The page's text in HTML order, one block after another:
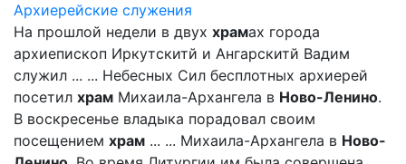
Архиерейские служения
На прошлой недели в двух храмах города
архиепископ Иркутскитй и Ангарскитй Вадим
служил ... ... Небесных Сил бесплотных архиерей
посетил храм Михаила-Архангела в Ново-Ленино.
В воскресенье владыка порадовал своим
посещением храм ... ... Михаила-Архангела в Ново-